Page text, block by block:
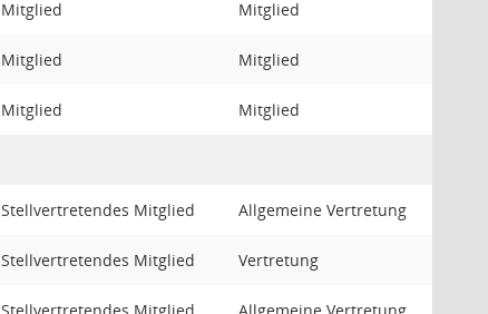
Mitglied Mitglied
Mitglied Mitglied
Mitglied Mitglied
Stellvertretendes Mitglied Allgemeine Vertretung
Stellvertretendes Mitglied Vertretung